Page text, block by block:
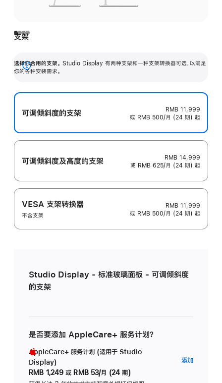
支架
选择你合用的支架。 Studio Display 有两种支架和一种支架转换器可选，以满足
你的各种安装需求。
展
可调倾斜度的支架
RMB 11,999
或 RMB 500/月 (24 期) 起
可调倾斜度及高‍度的支‍架
RMB 14,999
或 RMB 625/月 (24 期) 起
VESA 支架转换器
不含支架
RMB 11,999
或 RMB 500/月 (24 期) 起
Studio Display - 标准玻璃面板 - 可调倾斜度
的支架
是否要添加 AppleCare+ 服务计划？
AppleCare+ 服务计划 (适用于 Studio
Display)
RMB 1,249 或 RMB 53/月 (24 期)
添加